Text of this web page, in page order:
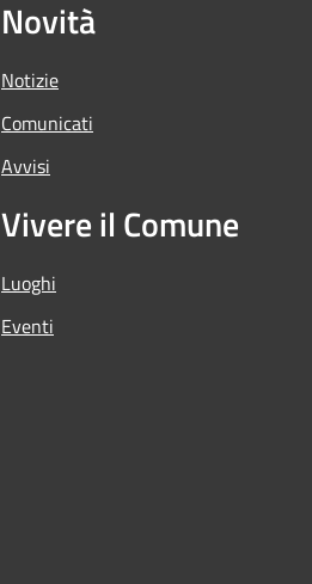
Novità
Notizie
Comunicati
Avvisi
Vivere il Comune
Luoghi
Eventi